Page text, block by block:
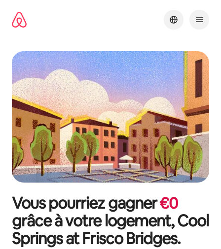
directement
Vous pourriez gagner€0
grâce à votre logement,Cool
Springs at Frisco Bridges.